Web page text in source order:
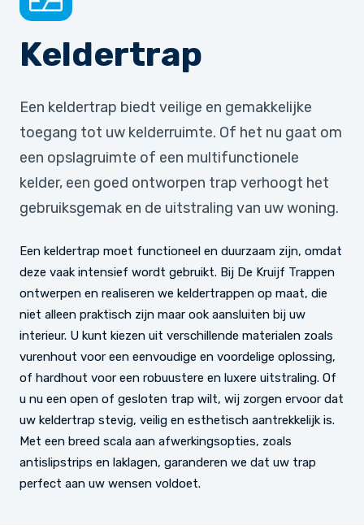
Keldertrap
Een keldertrap biedt veilige en gemakkelijke
toegang tot uw kelderruimte. Of het nu gaat om
een opslagruimte of een multifunctionele
kelder, een goed ontworpen trap verhoogt het
gebruiksgemak en de uitstraling van uw woning.
Een keldertrap moet functioneel en duurzaam zijn, omdat
deze vaak intensief wordt gebruikt. Bij De Kruijf Trappen
ontwerpen en realiseren we keldertrappen op maat, die
niet alleen praktisch zijn maar ook aansluiten bij uw
interieur. U kunt kiezen uit verschillende materialen zoals
vurenhout voor een eenvoudige en voordelige oplossing,
of hardhout voor een robuustere en luxere uitstraling. Of
u nu een open of gesloten trap wilt, wij zorgen ervoor dat
uw keldertrap stevig, veilig en esthetisch aantrekkelijk is.
Met een breed scala aan afwerkingsopties, zoals
antislipstrips en laklagen, garanderen we dat uw trap
perfect aan uw wensen voldoet.